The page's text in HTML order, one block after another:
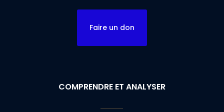
Faire un don
COMPRENDRE ET ANALYSER